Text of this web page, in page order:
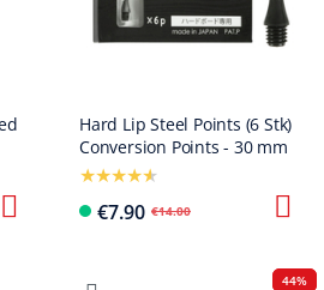
Hard Lip Steel Points (6 Stk)
Conversion Points - 30 mm
€7.90 €14.00
44%